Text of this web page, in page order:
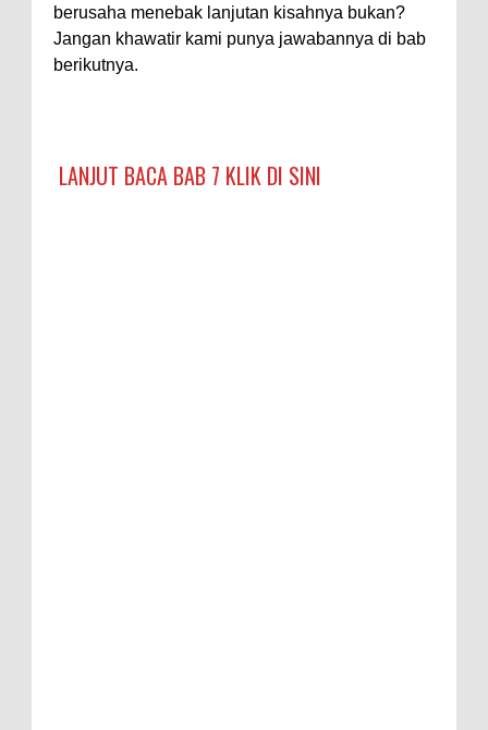
berusaha menebak lanjutan kisahnya bukan?
Jangan khawatir kami punya jawabannya di bab
berikutnya.
LANJUT BACA BAB 7 KLIK DI SINI